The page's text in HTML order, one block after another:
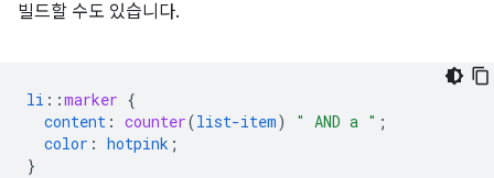
빌드할 수도 있습니다.
li ::marker {
content : counter(list-item) " AND a " ;
color : hotpink ;
}